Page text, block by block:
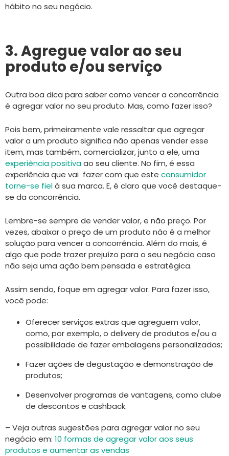
hábito no seu negócio.
3. Agregue valor ao seu
produto e/ou serviço
Outra boa dica para saber como vencer a concorrência
é agregar valor no seu produto. Mas, como fazer isso?
Pois bem, primeiramente vale ressaltar que agregar
valor a um produto significa não apenas vender esse
item, mas também, comercializar, junto a ele, uma
experiência positivaao seu cliente. No fim, é essa
experiência que vai fazer com que este consumidor
torne-se fielà sua marca. E, é claro que você destaque-
se da concorrência.
Lembre-se sempre de vender valor, e não preço. Por
vezes, abaixar o preço de um produto não é a melhor
solução para vencer a concorrência. Além do mais, é
algo que pode trazer prejuízo para o seu negócio caso
não seja uma ação bem pensada e estratégica.
Assim sendo, foque em agregar valor. Para fazer isso,
você pode:
Oferecer serviços extras que agreguem valor,
como, por exemplo, o delivery de produtos e/ou a
possibilidade de fazer embalagens personalizadas;
Fazer ações de degustação e demonstração de
produtos;
Desenvolver programas de vantagens, como clube
de descontos e cashback.
– Veja outras sugestões para agregar valor no seu
negócio em: 10 formas de agregar valor aos seus
produtos e aumentar as vendas